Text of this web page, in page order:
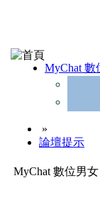
MyChat 數
»
論壇提示
MyChat 數位男